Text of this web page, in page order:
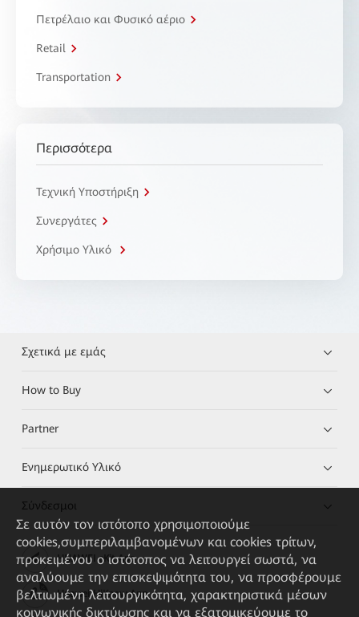
Πετρέλαιο και Φυσικό αέριο
Retail
Transportation
Περισσότερα
Τεχνική Υποστήριξη
Συνεργάτες
Χρήσιμο Υλικό
Σχετικά με εμάς
How to Buy
Partner
Ενημερωτικό Υλικό
Σύνδεσμοι
HUAWEI eKit App
Huawei HiKnow App
Σε αυτόν τον ιστότοπο χρησιμοποιούμε
cookies,συμπεριλαμβανομένων και cookies τρίτων,
προκειμένου ο ιστότοπος να λειτουργεί σωστά, να
αναλύουμε την επισκεψιμότητα του, να προσφέρουμε
βελτιωμένη λειτουργικότητα, χαρακτηριστικά μέσων
κοινωνικής δικτύωσης και να εξατομικεύουμε το